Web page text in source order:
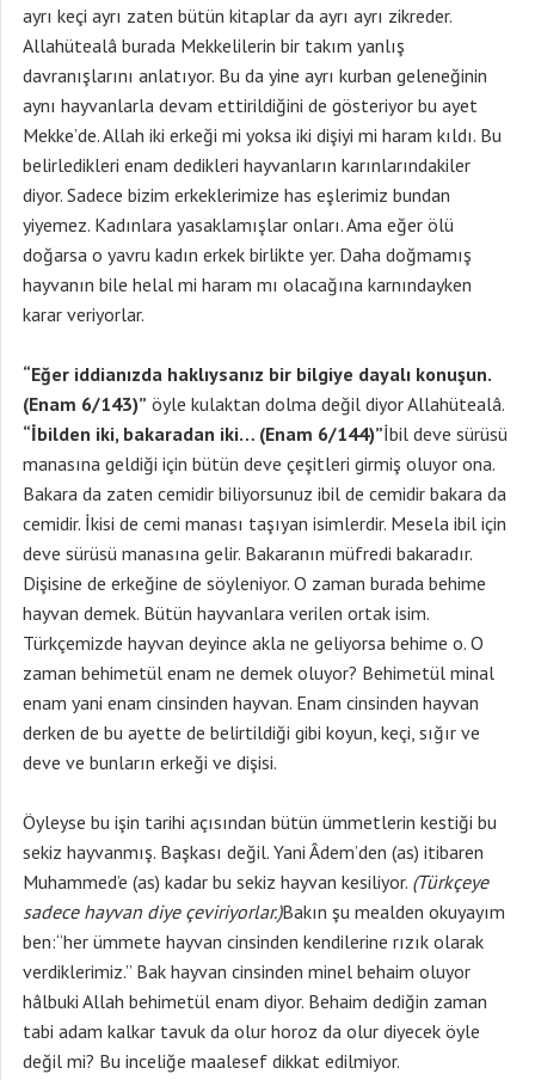
ayrı keçi ayrı zaten bütün kitaplar da ayrı ayrı zikreder.
Allahütealâ burada Mekkelilerin bir takım yanlış
davranışlarını anlatıyor. Bu da yine ayrı kurban geleneğinin
aynı hayvanlarla devam ettirildiğini de gösteriyor bu ayet
Mekke’de. Allah iki erkeği mi yoksa iki dişiyi mi haram kıldı. Bu
belirledikleri enam dedikleri hayvanların karınlarındakiler
diyor. Sadece bizim erkeklerimize has eşlerimiz bundan
yiyemez. Kadınlara yasaklamışlar onları. Ama eğer ölü
doğarsa o yavru kadın erkek birlikte yer. Daha doğmamış
hayvanın bile helal mi haram mı olacağına karnındayken
karar veriyorlar.
“Eğer iddianızda haklıysanız bir bilgiye dayalı konuşun.
(Enam 6/143)” öyle kulaktan dolma değil diyor Allahütealâ.
“İbilden iki, bakaradan iki… (Enam 6/144)”İbil deve sürüsü
manasına geldiği için bütün deve çeşitleri girmiş oluyor ona.
Bakara da zaten cemidir biliyorsunuz ibil de cemidir bakara da
cemidir. İkisi de cemi manası taşıyan isimlerdir. Mesela ibil için
deve sürüsü manasına gelir. Bakaranın müfredi bakaradır.
Dişisine de erkeğine de söyleniyor. O zaman burada behime
hayvan demek. Bütün hayvanlara verilen ortak isim.
Türkçemizde hayvan deyince akla ne geliyorsa behime o. O
zaman behimetül enam ne demek oluyor? Behimetül minal
enam yani enam cinsinden hayvan. Enam cinsinden hayvan
derken de bu ayette de belirtildiği gibi koyun, keçi, sığır ve
deve ve bunların erkeği ve dişisi.
Öyleyse bu işin tarihi açısından bütün ümmetlerin kestiği bu
sekiz hayvanmış. Başkası değil. Yani Âdem’den (as) itibaren
Muhammed’e (as) kadar bu sekiz hayvan kesiliyor. (Türkçeye
sadece hayvan diye çeviriyorlar.)Bakın şu mealden okuyayım
ben:“her ümmete hayvan cinsinden kendilerine rızık olarak
verdiklerimiz.” Bak hayvan cinsinden minel behaim oluyor
hâlbuki Allah behimetül enam diyor. Behaim dediğin zaman
tabi adam kalkar tavuk da olur horoz da olur diyecek öyle
değil mi? Bu inceliğe maalesef dikkat edilmiyor.